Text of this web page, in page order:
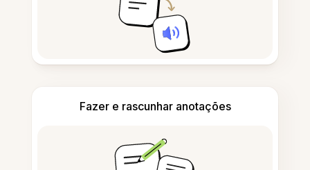
Fazer e rascunhar anotações